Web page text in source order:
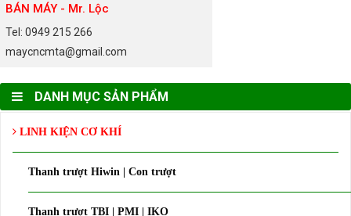
BÁN MÁY - Mr. Lộc
Tel: 0949 215 266
maycncmta@gmail.com
DANH MỤC SẢN PHẨM
LINH KIỆN CƠ KHÍ
Thanh trượt Hiwin | Con trượt
Thanh trượt TBI | PMI | IKO